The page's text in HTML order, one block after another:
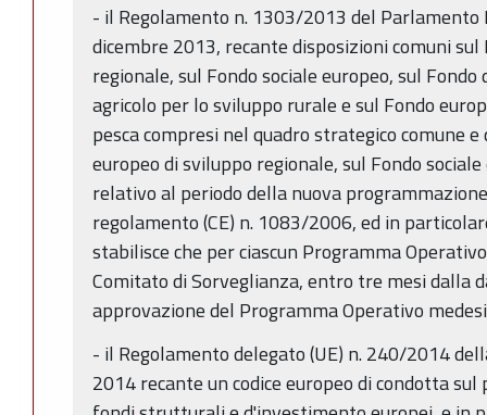
- il Regolamento n. 1303/2013 del Parlamento
dicembre 2013, recante disposizioni comuni
regionale, sul Fondo sociale europeo, sul Fondo
agricolo per lo sviluppo rurale e sul Fondo
pesca compresi nel quadro strategico comune
europeo di sviluppo regionale, sul Fondo
relativo al periodo della nuova
regolamento (CE) n. 1083/2006, ed in
stabilisce che per ciascun Programma
Comitato di Sorveglianza, entro tre mesi dalla
approvazione del Programma Operativo
- il Regolamento delegato (UE) n. 240/2014
2014 recante un codice europeo di condotta